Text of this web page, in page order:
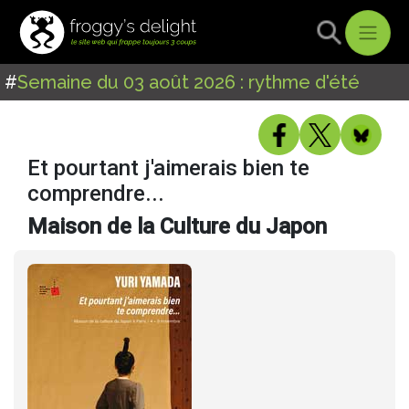
#Semaine du 03 août 2026 : rythme d'été
Et pourtant j'aimerais bien te
comprendre...
Maison de la Culture du Japon